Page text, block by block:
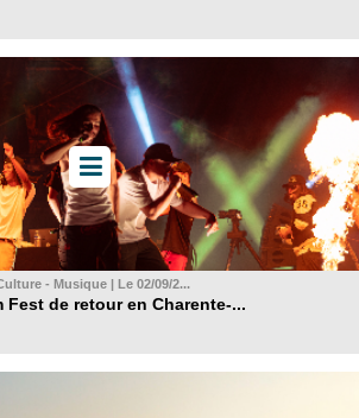
- Musique | Le 02/09/2...
Fest de retour en Charente-...